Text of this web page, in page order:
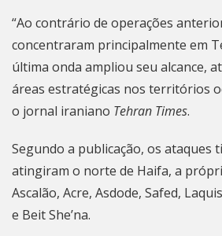
“Ao contrário de operações
concentraram principalmente em
última onda ampliou seu alcance,
áreas estratégicas nos territórios
o jornal iraniano Tehran Times.
Segundo a publicação, os ataques
atingiram o norte de Haifa, a
Ascalão, Acre, Asdode, Safed,
e Beit She’na.